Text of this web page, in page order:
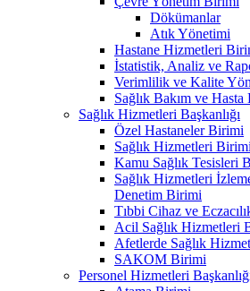
Dökümanlar
Atık Yönetimi
Hastane Hizmetleri
İstatistik, Analiz ve
Verimlilik ve Kalite
Sağlık Bakım ve
Sağlık Hizmetleri Başkanlığı
Özel Hastaneler Birimi
Sağlık Hizmetleri Birimi
Kamu Sağlık Tesisleri
Sağlık Hizmetleri
Denetim Birimi
Tıbbi Cihaz ve
Acil Sağlık Hizmetleri
Afetlerde Sağlık
SAKOM Birimi
Personel Hizmetleri